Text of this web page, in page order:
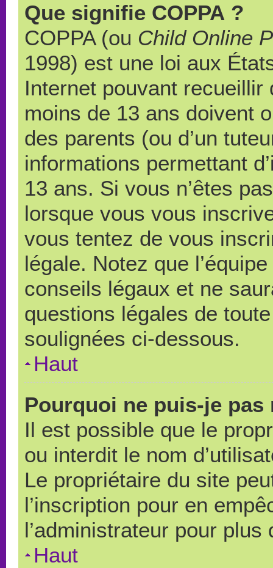
Que signifie COPPA ?
COPPA (ou Child Online
1998) est une loi aux
Internet pouvant
moins de 13 ans doivent
des parents (ou d’un
informations permettant
13 ans. Si vous n’êtes
lorsque vous vous
vous tentez de vous
légale. Notez que
conseils légaux et ne
questions légales de
soulignées ci-dessous.
Haut
Pourquoi ne puis-je pas
Il est possible que le
ou interdit le nom
Le propriétaire du site
l’inscription pour en
l’administrateur pour
Haut